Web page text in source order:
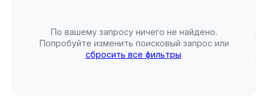
По вашему запросу ничего не найдено.
Попробуйте изменить поисковый запрос или
сбросить все фильтры.